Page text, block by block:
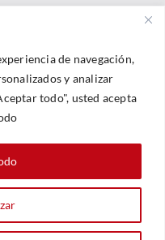
de navegación,
y analizar
todo", usted acepta
|Política De Cookies